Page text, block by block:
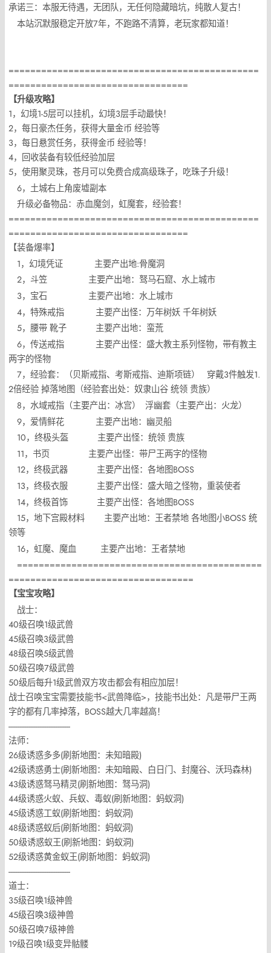
承诺三：本服无待遇，无团队，无任何隐藏暗坑，纯散人复古！
本站沉默服稳定开放7年，不跑路不清算，老玩家都知道！
==============================================
=================================
【升级攻略】
1，幻境1-5层可以挂机，幻境3层手动最快！
2，每日豪杰任务，获得大量金币 经验等
3，每日悬赏任务，获得金币 经验等！
4，回收装备有较低经验加层
5，使用聚灵珠，苍月可以免费合成高级珠子，吃珠子升级！
6，土城右上角废墟副本
升级必备物品：赤血魔剑，虹魔套，经验套！
==============================================
=================================
【装备爆率】
1，幻境凭证 主要产出地:骨魔洞
2，斗笠 主要产出地：驽马石窟、水上城市
3，宝石 主要产出地：水上城市
4，特殊戒指 主要产出怪：万年树妖 千年树妖
5，腰带 靴子 主要产出地：蛮荒
6，传送戒指 主要产出怪：盛大教主系列怪物，带有教主
两字的怪物
7，经验套：（贝斯戒指、考斯戒指、迪斯项链） 穿戴3件触发1.
2倍经验 掉落地图（经验套出处：奴隶山谷 统领 贵族）
8，水域戒指（主要产出：冰宫） 浮幽套（主要产出：火龙）
9，爱情鲜花 主要产出地：幽灵船
10，终极头盔 主要产出怪：统领 贵族
11，书页 主要产出怪：带尸王两字的怪物
12，终极武器 主要产出怪：各地图BOSS
13，终极衣服 主要产出怪：盛大暗之怪物，重装使者
14，终极首饰 主要产出怪：各地图BOSS
15，地下宫殿材料 主要产出地：王者禁地 各地图小BOSS 统
领等
16，虹魔、魔血 主要产出地：王者禁地
=============================================
==================================
【宝宝攻略】
战士：
40级召唤1级武兽
45级召唤3级武兽
48级召唤5级武兽
50级召唤7级武兽
50级后每升1级武兽双方攻击都会有相应加层！
战士召唤宝宝需要技能书<武兽降临>，技能书出处：凡是带尸王两
字的都有几率掉落，BOSS越大几率越高！
----------------------------------
法师：
26级诱惑多多(刷新地图：未知暗殿)
42级诱惑勇士(刷新地图：未知暗殿、白日门、封魔谷、沃玛森林)
43级诱惑驽马精灵(刷新地图：驽马洞)
44级诱惑火蚁、兵蚁、毒蚁(刷新地图：蚂蚁洞)
45级诱惑工蚁(刷新地图：蚂蚁洞)
48级诱惑蚁后(刷新地图：蚂蚁洞)
50级诱惑蚁王(刷新地图：蚂蚁洞)
52级诱惑黄金蚁王(刷新地图：蚂蚁洞)
----------------------------------
道士：
35级召唤1级神兽
45级召唤3级神兽
50级召唤7级神兽
19级召唤1级变异骷髅